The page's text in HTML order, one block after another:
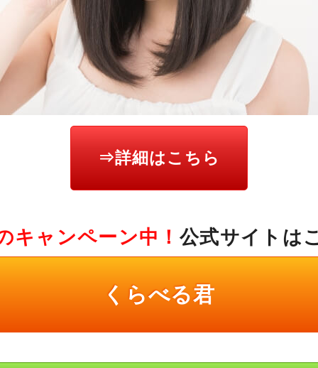
⇒詳細はこちら
キャンペーン中！ 公式サイトは
くらべる君